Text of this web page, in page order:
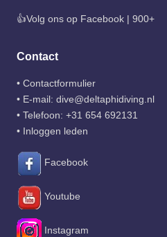
👍Volg ons op Facebook | 900+
Contact
• Contactformulier
• E-mail: dive@deltaphidiving.nl
• Telefoon: +31 654 692131
• Inloggen leden
Facebook
Youtube
Instagram